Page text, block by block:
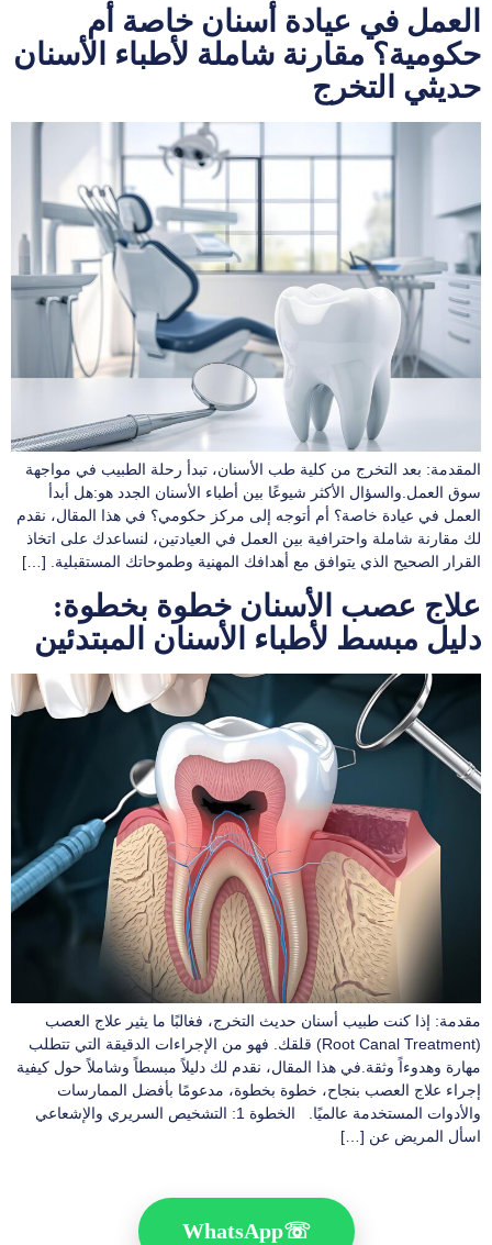
العمل في عيادة أسنان خاصة أم
حكومية؟ مقارنة شاملة لأطباء الأسنان
حديثي التخرج
المقدمة: بعد التخرج من كلية طب الأسنان، تبدأ رحلة الطبيب في مواجهة
سوق العمل.والسؤال الأكثر شيوعًا بين أطباء الأسنان الجدد هو:هل أبدأ
العمل في عيادة خاصة؟ أم أتوجه إلى مركز حكومي؟ في هذا المقال، نقدم
لك مقارنة شاملة واحترافية بين العمل في العيادتين، لنساعدك على اتخاذ
القرار الصحيح الذي يتوافق مع أهدافك المهنية وطموحاتك المستقبلية. […]
علاج عصب الأسنان خطوة بخطوة:
دليل مبسط لأطباء الأسنان المبتدئين
مقدمة: إذا كنت طبيب أسنان حديث التخرج، فغالبًا ما يثير علاج العصب
(Root Canal Treatment) قلقك. فهو من الإجراءات الدقيقة التي تتطلب
مهارة وهدوءاً وثقة.في هذا المقال، نقدم لك دليلاً مبسطاً وشاملاً حول كيفية
إجراء علاج العصب بنجاح، خطوة بخطوة، مدعومًا بأفضل الممارسات
والأدوات المستخدمة عالميًا. الخطوة 1: التشخيص السريري والإشعاعي
اسأل المريض عن […]
☏
WhatsApp